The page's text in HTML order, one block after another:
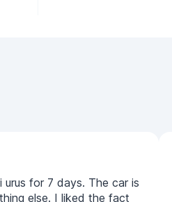
urus for 7 days. The car is
else. I liked the fact